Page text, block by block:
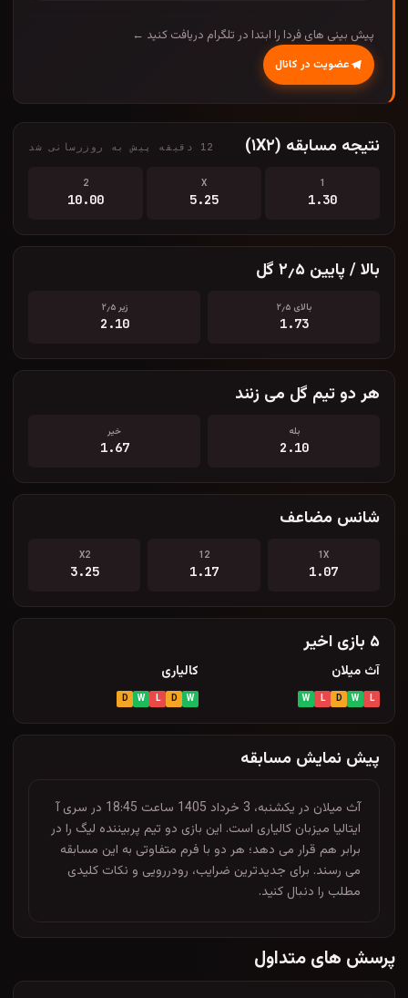
پیش بینی های فردا را ابتدا در تلگرام دریافت کنید ←
عضویت در کانال
نتیجه مسابقه (۱X۲) 12 دقیقه پیش به روزرسانی شد
1
1.30
X
5.25
2
10.00
بالا / پایین ۲٫۵ گل
بالای ۲٫۵
1.73
زیر ۲٫۵
2.10
هر دو تیم گل می زنند
بله
2.10
خیر
1.67
شانس مضاعف
1X
1.07
12
1.17
X2
3.25
۵ بازی اخیر
آث میلان
L
W
D
L
W
کالیاری
W
D
L
W
D
پیش نمایش مسابقه
آث میلان در یکشنبه، 3 خرداد 1405 ساعت 18:45 در سری آ
ایتالیا میزبان کالیاری است. این بازی دو تیم پربیننده لیگ را در
برابر هم قرار می دهد؛ هر دو با فرم متفاوتی به این مسابقه
می رسند. برای جدیدترین ضرایب، رودررویی و نکات کلیدی
مطلب را دنبال کنید.
پرسش های متداول